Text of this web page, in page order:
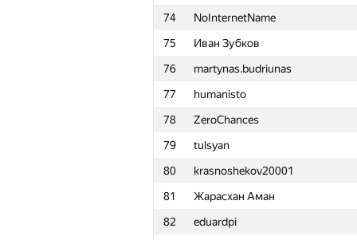
74
NoInternetName
75
Иван Зубков
76
martynas.budriunas
77
humanisto
78
ZeroChances
79
tulsyan
80
krasnoshekov20001
81
Жарасхан Аман
82
eduardpi
51 eatmore
52
kunyavskiy
53
qwerty787788
54
Ilya
55
quailty
56
mitikgr
57
GyeongGeun Kim
58
a.shafiee
59
xbelonogov